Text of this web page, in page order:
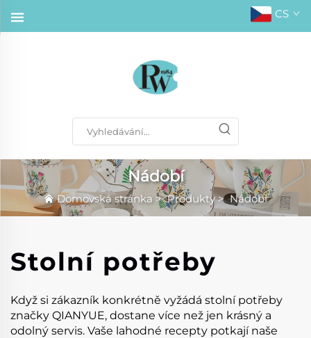
CS
Nádobí
Domovská stránka >Produkty>Nádobí
Stolní potřeby
Když si zákazník konkrétně vyžádá stolní potřeby
značky QIANYUE, dostane více než jen krásný a
odolný servis. Vaše lahodné recepty potkají naše